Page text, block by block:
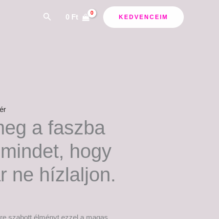
Search
0 Ft KEDVENCEIM
a faszba
hogy
ne hízlaljon.
szabott élményt ezzel a magas